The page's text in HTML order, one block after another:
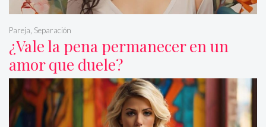
¿Vale la pena permanecer en un
amor que duele?
Pareja Separación